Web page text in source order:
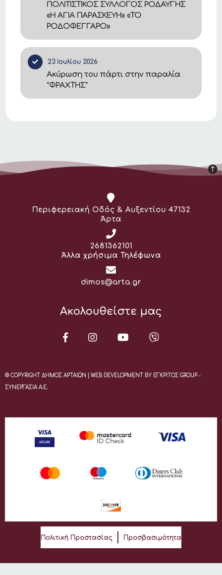
ΠΟΛΙΤΙΣΤΙΚΟΣ ΣΥΛΛΟΓΟΣ ΡΟΔΑΥΓΗΣ
«Η ΑΓΙΑ ΠΑΡΑΣΚΕΥΗ» «ΤΟ
ΡΟΔΟΦΕΓΓΑΡΟ»
23 Ιουλίου 2026
Ακύρωση του πάρτι στην παραλία
"ΦΡΑΧΤΗΣ"
Διεύθυνση:
Περιφερειακή Οδός & Αυξεντίου 47132
Άρτα
Τηλέφωνο:
2681362101
Άλλα χρήσιμα Τηλέφωνα
Email:
dimos@arta.gr
Ακολουθείστε μας
© COPYRIGHT ΔΗΜΟΣ ΑΡΤΑΙΩΝ | WEB DEVELOPMENT BY ΕΓΚΡΙΤΟΣ GROUP -
ΣΥΝΕΡΓΑΣΙΑ Α.Ε.
Πολιτική Προστασίας Προσβασιμότητα